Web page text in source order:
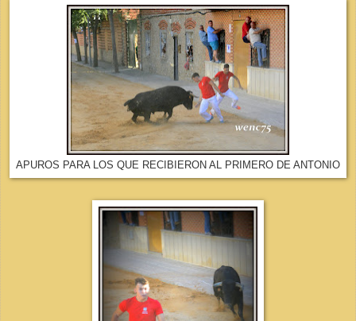
APUROS PARA LOS QUE RECIBIERON AL PRIMERO DE ANTONIO